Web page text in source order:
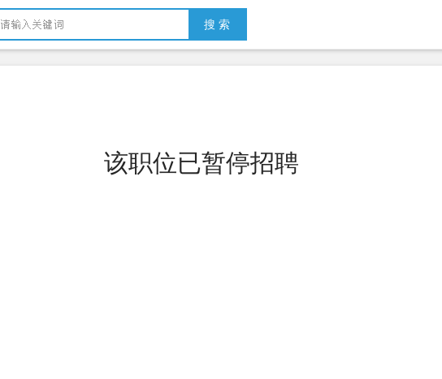
搜 索
该职位已暂停招聘